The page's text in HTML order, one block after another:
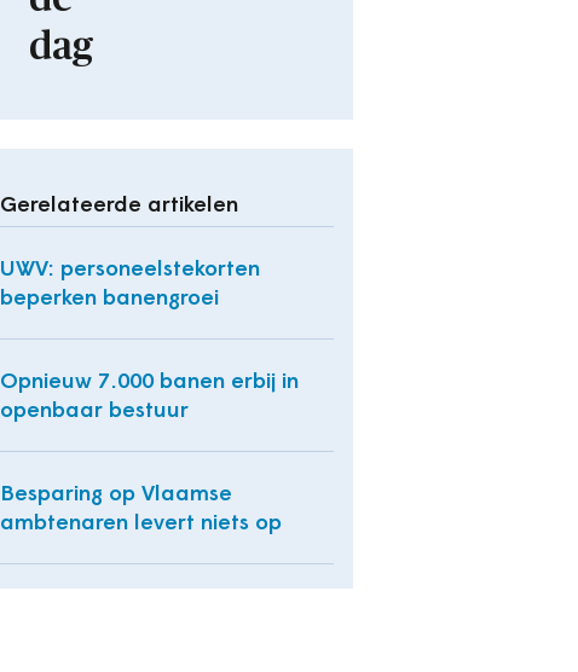
dag
Gerelateerde artikelen
UWV: personeelstekorten
beperken banengroei
Opnieuw 7.000 banen erbij in
openbaar bestuur
Besparing op Vlaamse
ambtenaren levert niets op